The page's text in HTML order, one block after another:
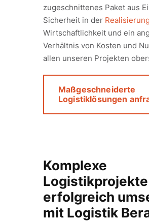
zugeschnittenes Paket aus
Sicherheit in der Realisierung
Wirtschaftlichkeit und ein
Verhältnis von Kosten und
allen unseren Projekten
Maßgeschneiderte
Logistiklösungen
Komplexe
Logistikprojekte
erfolgreich
mit Logistik